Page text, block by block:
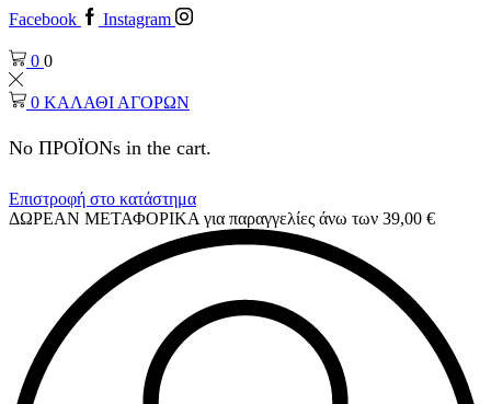
Facebook Instagram
0 0
0 ΚΑΛΑΘΙ ΑΓΟΡΩΝ
No ΠΡΟΪΟΝs in the cart.
Επιστροφή στο κατάστημα
ΔΩΡΕΑΝ ΜΕΤΑΦΟΡΙΚΑ για παραγγελίες άνω των 39,00 €